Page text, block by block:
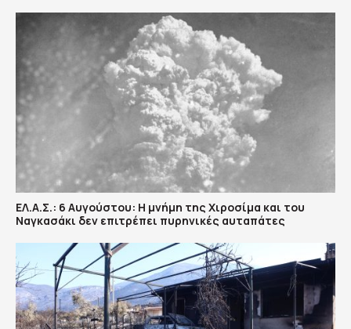
ΕΛ.Α.Σ.: 6 Αυγούστου: Η μνήμη της Χιροσίμα και του
Ναγκασάκι δεν επιτρέπει πυρηνικές αυταπάτες